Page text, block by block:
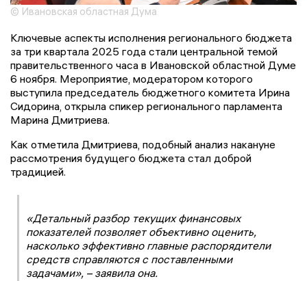
© Ивановская областная Дума
Ключевые аспекты исполнения регионального бюджета
за три квартала 2025 года стали центральной темой
правительственного часа в Ивановской областной Думе
6 ноября. Мероприятие, модератором которого
выступила председатель бюджетного комитета Ирина
Сидорина, открыла спикер регионального парламента
Марина Дмитриева.
Как отметила Дмитриева, подобный анализ накануне
рассмотрения будущего бюджета стал доброй
традицией.
«Детальный разбор текущих финансовых
показателей позволяет объективно оценить,
насколько эффективно главные распорядители
средств справляются с поставленными
задачами», – заявила она.